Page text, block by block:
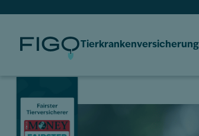
Tierkrankenversicherung